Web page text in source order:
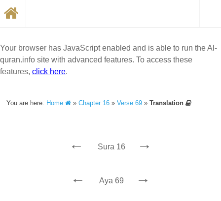
Your browser has JavaScript enabled and is able to run the Al-
quran.info site with advanced features. To access these
features, click here.
You are here: Home »Chapter 16 »Verse 69 »Translation
← Sura 16 →
← Aya 69 →